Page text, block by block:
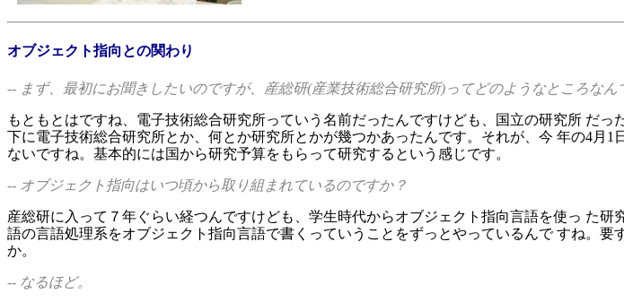
オブジェクト指向との関わり
-- まず、最初にお聞きしたいのですが、産総研(産業技術総合研究所)ってどのようなところなん
もともとはですね、電子技術総合研究所っていう名前だったんですけども、国立の研究所 だ
下に電子技術総合研究所とか、何とか研究所とかが幾つかあったんです。それが、今 年の4月
ないですね。基本的には国から研究予算をもらって研究するという感じです。
-- オブジェクト指向はいつ頃から取り組まれているのですか？
産総研に入って７年ぐらい経つんですけども、学生時代からオブジェクト指向言語を使っ た
語の言語処理系をオブジェクト指向言語で書くっていうことをずっとやっているんで すね。
か。
-- なるほど。